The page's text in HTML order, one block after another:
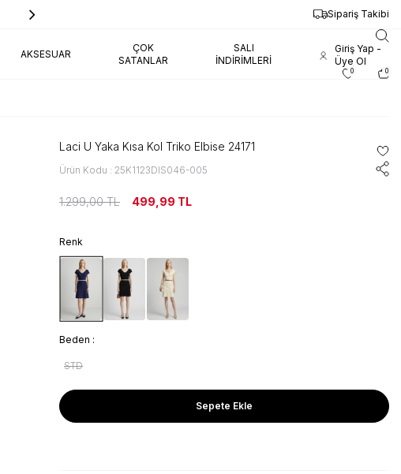
Sipariş Takibi
AKSESUAR
ÇOK
SATANLAR
SALI
İNDIRIMLERI
Giriş Yap -
Üye Ol
0 0
Laci U Yaka Kısa Kol Triko Elbise 24171
Ürün Kodu : 25K1123DIS046-005
1.299,00TL 499,99 TL
Renk
Beden :
STD
Sepete Ekle